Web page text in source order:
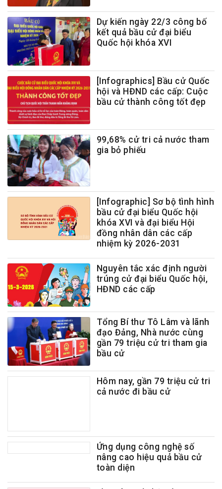
Dự kiến ngày 22/3 công bố
kết quả bầu cử đại biểu
Quốc hội khóa XVI
[Infographics] Bầu cử Quốc
hội và HĐND các cấp: Cuộc
bầu cử thành công tốt đẹp
99,68% cử tri cả nước tham
gia bỏ phiếu
[Infographic] Sơ bộ tình hình
bầu cử đại biểu Quốc hội
khóa XVI và đại biểu Hội
đồng nhân dân các cấp
nhiệm kỳ 2026-2031
Nguyên tắc xác định người
trúng cử đại biểu Quốc hội,
HĐND các cấp
Tổng Bí thư Tô Lâm và lãnh
đạo Đảng, Nhà nước cùng
gần 79 triệu cử tri tham gia
bầu cử
Hôm nay, gần 79 triệu cử tri
cả nước đi bầu cử
Ứng dụng công nghệ số
nâng cao hiệu quả bầu cử
toàn diện